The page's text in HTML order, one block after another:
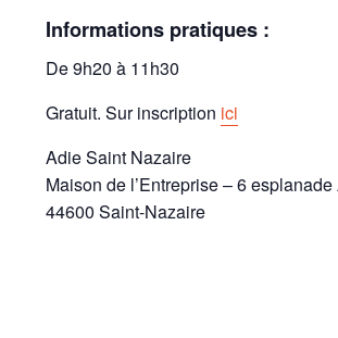
Informations pratiques :
De 9h20 à 11h30
Gratuit. Sur inscription ici
Adie Saint Nazaire
Maison de l’Entreprise – 6
44600 Saint-Nazaire